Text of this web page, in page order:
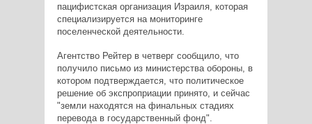
пацифистская организация Израиля, которая
специализируется на мониторинге
поселенческой деятельности.
Агентство Рейтер в четверг сообщило, что
получило письмо из министерства обороны, в
котором подтверждается, что политическое
решение об экспроприации принято, и сейчас
"земли находятся на финальных стадиях
перевода в государственный фонд".